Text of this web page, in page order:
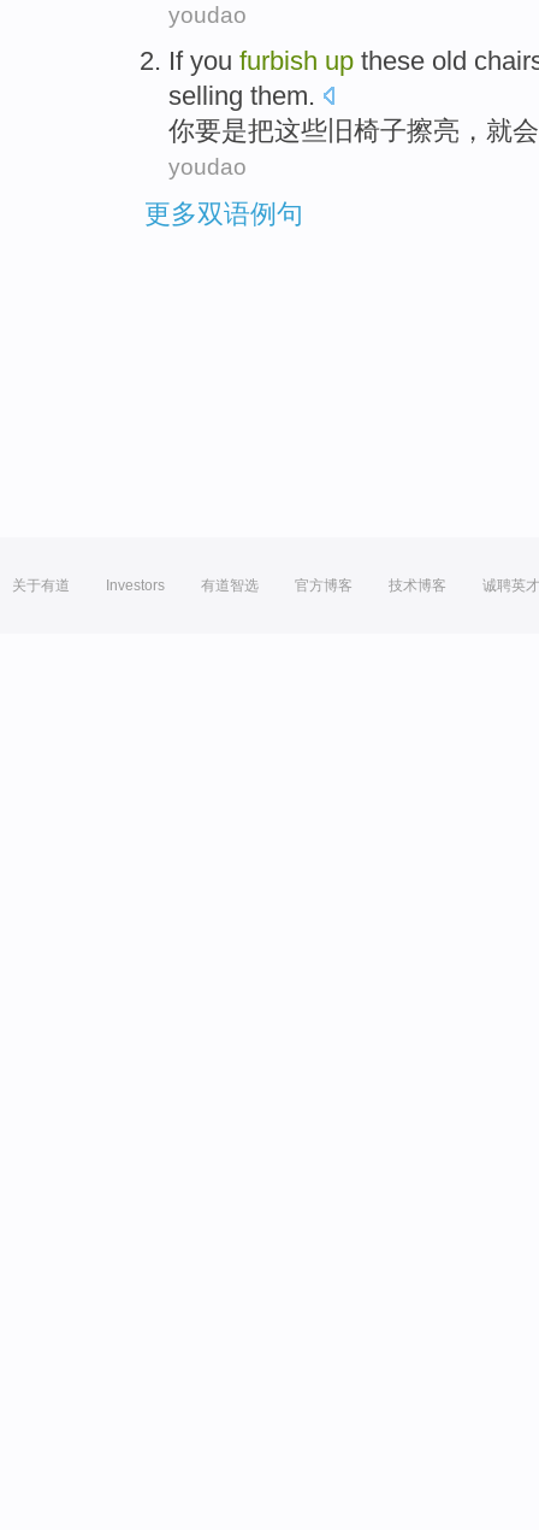
youdao
If you furbish up these old
selling them.
你要是把这些 旧椅子擦亮 ， 就会
youdao
更多双语例句
关于有道 Investors 有道智选 官方博客 技术博客 诚聘英才